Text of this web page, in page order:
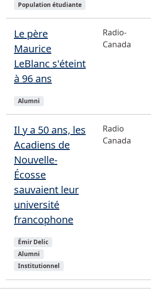
Population étudiante
Le père
Maurice
LeBlanc s'éteint
à 96 ans
Sujets
Alumni
Radio-
Canada
Il y a 50 ans, les
Acadiens de
Nouvelle-
Écosse
sauvaient leur
université
francophone
Sujets
Émir Delic
Alumni
Institutionnel
Radio
Canada